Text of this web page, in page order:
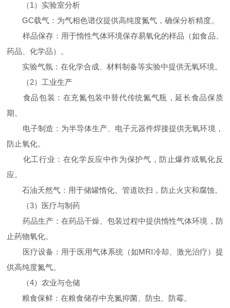
（1）实验室分析
GC载气：为气相色谱仪提供高纯度氮气，确保分析精度。
样品保存：用于惰性气体环境保存易氧化的样品（如食品、
药品、化学品）。
实验气氛：在化学合成、材料制备等实验中提供无氧环境。
（2）工业生产
食品包装：在充氮包装中替代传统氮气瓶，延长食品保质
期。
电子制造：为半导体生产、电子元器件焊接提供无氧环境，
防止氧化。
化工行业：在化学反应中作为保护气，防止爆炸或氧化反
应。
石油天然气：用于储罐惰化、管道吹扫，防止火灾和腐蚀。
（3）医疗与制药
药品生产：在药品干燥、包装过程中提供惰性气体环境，防
止药物氧化。
医疗设备：用于医用气体系统（如MRI冷却、激光治疗）提
供高纯度氮气。
（4）农业与仓储
粮食保鲜：在粮食储存中充氮抑菌、防虫、防霉。